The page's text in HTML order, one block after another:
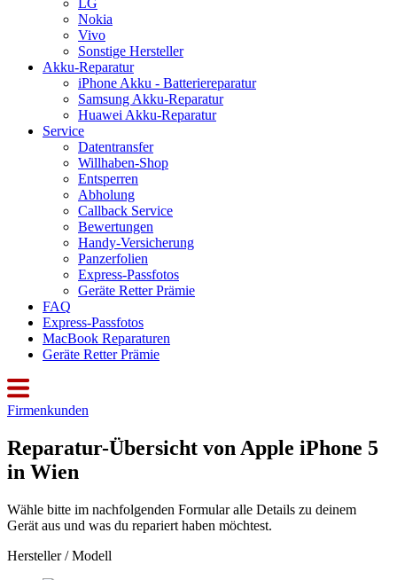
LG
Nokia
Vivo
Sonstige Hersteller
Akku-Reparatur
iPhone Akku - Batteriereparatur
Samsung Akku-Reparatur
Huawei Akku-Reparatur
Service
Datentransfer
Willhaben-Shop
Entsperren
Abholung
Callback Service
Bewertungen
Handy-Versicherung
Panzerfolien
Express-Passfotos
Geräte Retter Prämie
FAQ
Express-Passfotos
MacBook Reparaturen
Geräte Retter Prämie
Firmenkunden
Reparatur-Übersicht von Apple iPhone 5
in Wien
Wähle bitte im nachfolgenden Formular alle Details zu deinem
Gerät aus und was du repariert haben möchtest.
Hersteller / Modell